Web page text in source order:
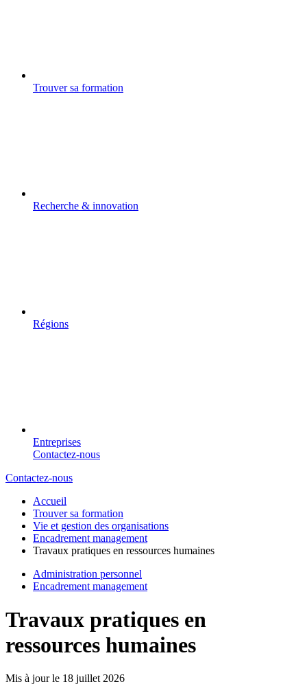
Trouver sa formation
Recherche & innovation
Régions
Entreprises
Contactez-nous
Contactez-nous
Accueil
Trouver sa formation
Vie et gestion des organisations
Encadrement management
Travaux pratiques en ressources humaines
Administration personnel
Encadrement management
Travaux pratiques en
ressources humaines
Mis à jour le 18 juillet 2026